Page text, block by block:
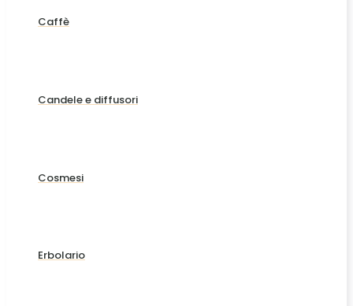
Caffè
Candele e diffusori
Cosmesi
Erbolario